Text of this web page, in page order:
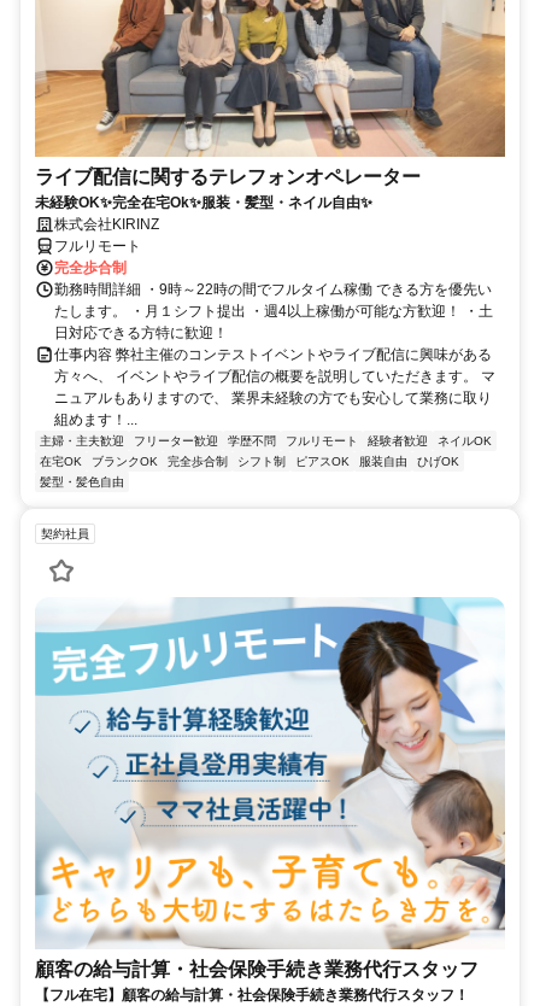
ライブ配信に関するテレフォンオペレーター
未経験OK✨完全在宅Ok✨服装・髪型・ネイル自由✨
株式会社KIRINZ
フルリモート
完全歩合制
勤務時間詳細 ・9時～22時の間でフルタイム稼働 できる方を優先い
たします。 ・月１シフト提出 ・週4以上稼働が可能な方歓迎！ ・土
日対応できる方特に歓迎！
仕事内容 弊社主催のコンテストイベントやライブ配信に興味がある
方々へ、 イベントやライブ配信の概要を説明していただきます。 マ
ニュアルもありますので、 業界未経験の方でも安心して業務に取り
組めます！...
主婦・主夫歓迎 フリーター歓迎 学歴不問 フルリモート 経験者歓迎
ネイルOK
在宅OK
ブランクOK 完全歩合制 シフト制 ピアスOK 服装自由
ひげOK
髪型・髪色自由
契約社員
顧客の給与計算・社会保険手続き業務代行スタッフ
【フル在宅】顧客の給与計算・社会保険手続き業務代行スタッフ！